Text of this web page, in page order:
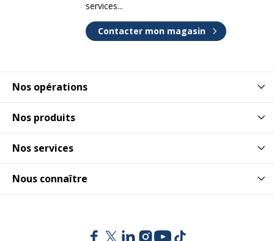
Nos opérations
Nos produits
Nos services
Nous connaître
services...
Contacter mon magasin